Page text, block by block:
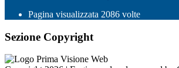
Pagina visualizzata 2086 volte
Sezione Copyright